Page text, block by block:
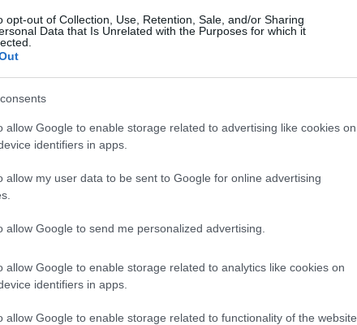
opt-out of Collection, Use, Retention, Sale, and/or Sharing
Data that Is Unrelated with the Purposes for which it
allow Google to enable storage related to advertising like cookies on
identifiers in apps.
allow my user data to be sent to Google for online advertising
allow Google to send me personalized advertising.
allow Google to enable storage related to analytics like cookies on
identifiers in apps.
allow Google to enable storage related to functionality of the website
Filodrammatici
dubbio la
ospiterà una serie di concerti che
esibizione è pensata per valorizzare talenti
di festa e condivisione.
artisti, ognuno con il proprio stile unico. Dai
la programmazione è variegata e mira a
Questo è un momento da non perdere per
renderanno il weekend indimenticabile.